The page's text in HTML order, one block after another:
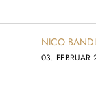
NICO
03. FEBRUAR